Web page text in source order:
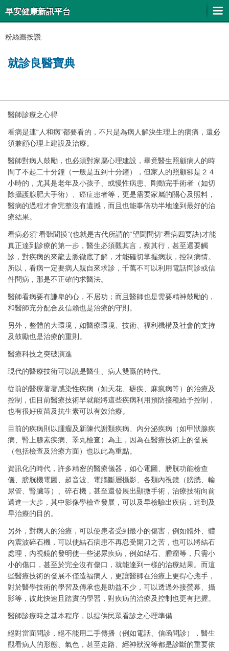
早安健康新訊平台
粉絲團按讚:
就診良醫寶典
醫師診療之心得
看病是連“人和病”都要看的，不只是為病人解決生理上的病痛，還必
須兼顧心理上建設及治療。
醫師對病人鼓勵，也必須對家屬心理建設，畢竟醫生照顧病人的時
間了不起二十分鐘（一般是五到十分鐘），但家人的照顧卻是２４
小時的，尤其是老年及小孩子、或慢性病患、剛動完手術者（如切
除攝護腺肥大手術）、癌症患者等，更是需要家屬的關心及照料，
醫病的過程才會完整沒有遺撼，而且也能事倍功半地達到最好的治
療結果。
看病必須“看聽聞摸”(也就是古代所謂的“望聞問切”看病四要訣)才能
真正達到診療的第一步，醫生必須觀其言，察其行，甚至還要觸
診，對疾病的來龍去脈徹底了解，才能確切掌握病狀，控制病情。
所以，看病一定要病人親自來求診，千萬不可以利用電話問診或信
件問病，那是不正確的求醫法。
醫師看病要有謙卑的心，不居功；而且醫師也是需要精神鼓勵的，
和醫師充分配合及信賴也是治療的守則。
另外，整體的大環境，如醫療環境、技術、福利機構及社會的支持
及鼓勵也是治療的重則。
醫療科技之突破演進
現代的醫療技術可以說是醫生、病人雙贏的時代。
從前的醫療著著感染性疾病（如天花、瘧疾、麻瘋病等）的治療及
控制，但目前醫療技術早就能將這些疾病利用預防接種給予控制，
也有很好疫苗及抗生素可以有效治療。
目前的疾病則以腫瘤及新陳代謝類疾病、內分泌疾病（如甲狀腺疾
病、腎上腺素疾病、睪丸檢查）為主，因為在醫療技術上的發展
（包括檢查及治療方面）也以此為重點。
資訊化的時代，許多精密的醫療儀器，如心電圖、膀胱功能檢查
儀、膀胱機電圖、超音波、電腦斷層攝影、各類內視鏡（膀胱、輸
尿管、腎臟等）、碎石機，甚至還發展出顯微手術，治療技術向前
邁進一大步，其中影像學檢查發展，可以及早檢驗出疾病，達到及
早治療的目的。
另外，對病人的治療，可以使患者受到最小的傷害，例如體外、體
內震波碎石機，可以使結石病患不再忍受開刀之苦，也可以將結石
處理，內視鏡的發明使一些泌尿疾病，例如結石、腫瘤等，只需小
小的傷口，甚至於完全沒有傷口，就能達到一樣的治療結果。而這
些醫療技術的發展不僅造福病人，更讓醫師在治療上更得心應手，
對於醫學技術的學習及傳承也是助益不少，可以透過外接螢幕、攝
影等，彼此快速且踏實的學習，對疾病的治療及控制也更有把握。
醫師診療時之基本程序，以提供民眾看診之心理準備
絕對當面問診，絕不能用二手傳播（例如電話、信函問診），醫生
觀看病人的形態、氣色，甚至走路、經神狀況等都是診斷的重要依